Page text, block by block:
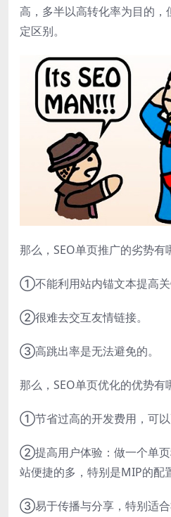
高，多半以高转化率为目的，
定区别。
那么，SEO单页推广的劣势有
①不能利用站内锚文本提高关
②很难去交互友情链接。
③高跳出率是无法避免的。
那么，SEO单页优化的优势有
①节省过高的开发费用，可以
②提高用户体验：做一个单
站便捷的多，特别是MIP的配
③易于传播与分享，特别适合